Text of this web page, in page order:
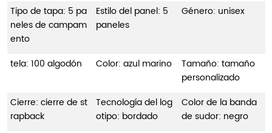
Tipo de tapa: 5 pa
neles de campam
ento
Estilo del panel: 5
paneles
Género: unisex
tela: 100 algodón Color: azul marino
Tamaño: tamaño
personalizado
Cierre: cierre de st
rapback
Tecnología del log
otipo: bordado
Color de la banda
de sudor: negro